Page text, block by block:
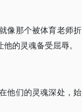
像那个被体育老师折
的灵魂备受屈辱。
他们的灵魂深处，始